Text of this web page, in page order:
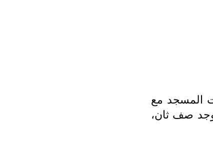
المسجد مع
صف ثان،